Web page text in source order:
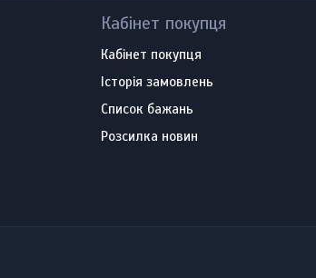
Кабінет покупця
Кабінет покупця
Історія замовлень
Список бажань
Розсилка новин